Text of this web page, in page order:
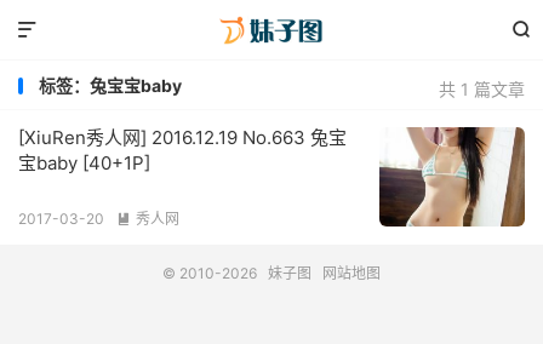


共 1 篇文章
标签：兔宝宝baby
[XiuRen秀人网] 2016.12.19 No.663 兔宝
宝baby [40+1P]
2017-03-20  秀人网
© 2010-2026 妹子图 网站地图